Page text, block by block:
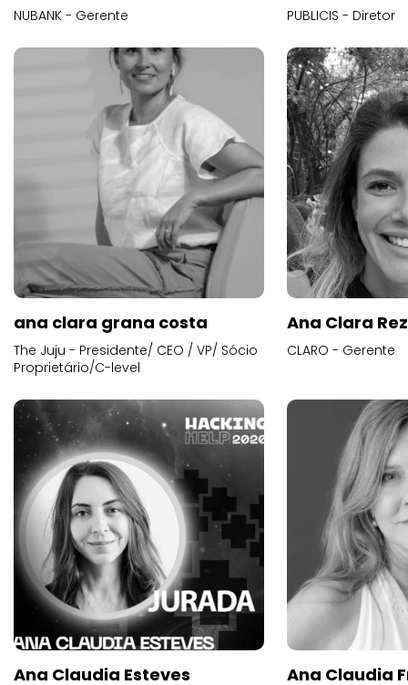
NUBANK - Gerente PUBLICIS - Diretor
ana clara grana costa
The Juju - Presidente/ CEO / VP/ Sócio
Proprietário/C-level
Ana Clara
CLARO - Gerente
Ana Claudia Esteves
Ana Claudia